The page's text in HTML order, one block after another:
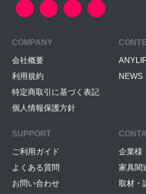
COMPANY
会社概要
利用規約
特定商取引に基づく表記
個人情報保護方針
NEWS
SUPPORT
ご利用ガイド
よくある質問
お問い合わせ
企業様
家具関
取材・